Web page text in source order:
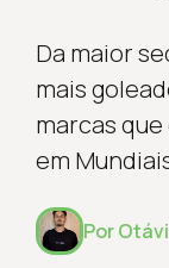
Da maior
mais
marcas
em
Por